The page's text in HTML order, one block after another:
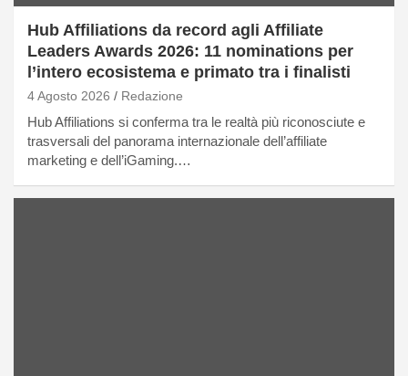
Hub Affiliations da record agli Affiliate
Leaders Awards 2026: 11 nominations per
l’intero ecosistema e primato tra i finalisti
4 Agosto 2026 Redazione
Hub Affiliations si conferma tra le realtà più riconosciute e
trasversali del panorama internazionale dell’affiliate
marketing e dell’iGaming.…